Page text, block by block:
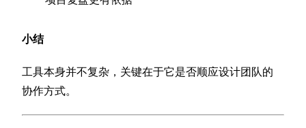
小结
工具本身并不复杂，关键在于它是否顺应设计团队的
协作方式。